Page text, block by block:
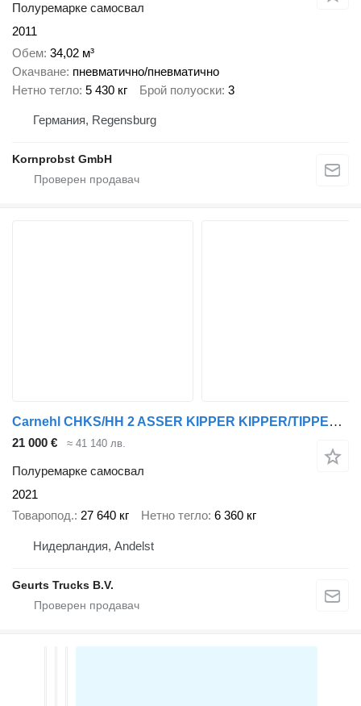
Полуремарке самосвал
2011
Обем 34,02 м³
Окачване пневматично/пневматично
Нетно тегло 5 430 кг Брой полуоски 3
Германия, Regensburg
Kornprobst GmbH
Carnehl CHKS/HH 2 ASSER KIPPER KIPPER/TIPPER /OPLEGGER/AUFLIEGER/TRAILER
21 000 € ≈ 41 140 лв.
Полуремарке самосвал
2021
Товаропод. 27 640 кг Нетно тегло 6 360 кг
Нидерландия, Andelst
Geurts Trucks B.V.